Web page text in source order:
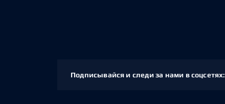
Подписывайся и следи за нами в соцсетях: